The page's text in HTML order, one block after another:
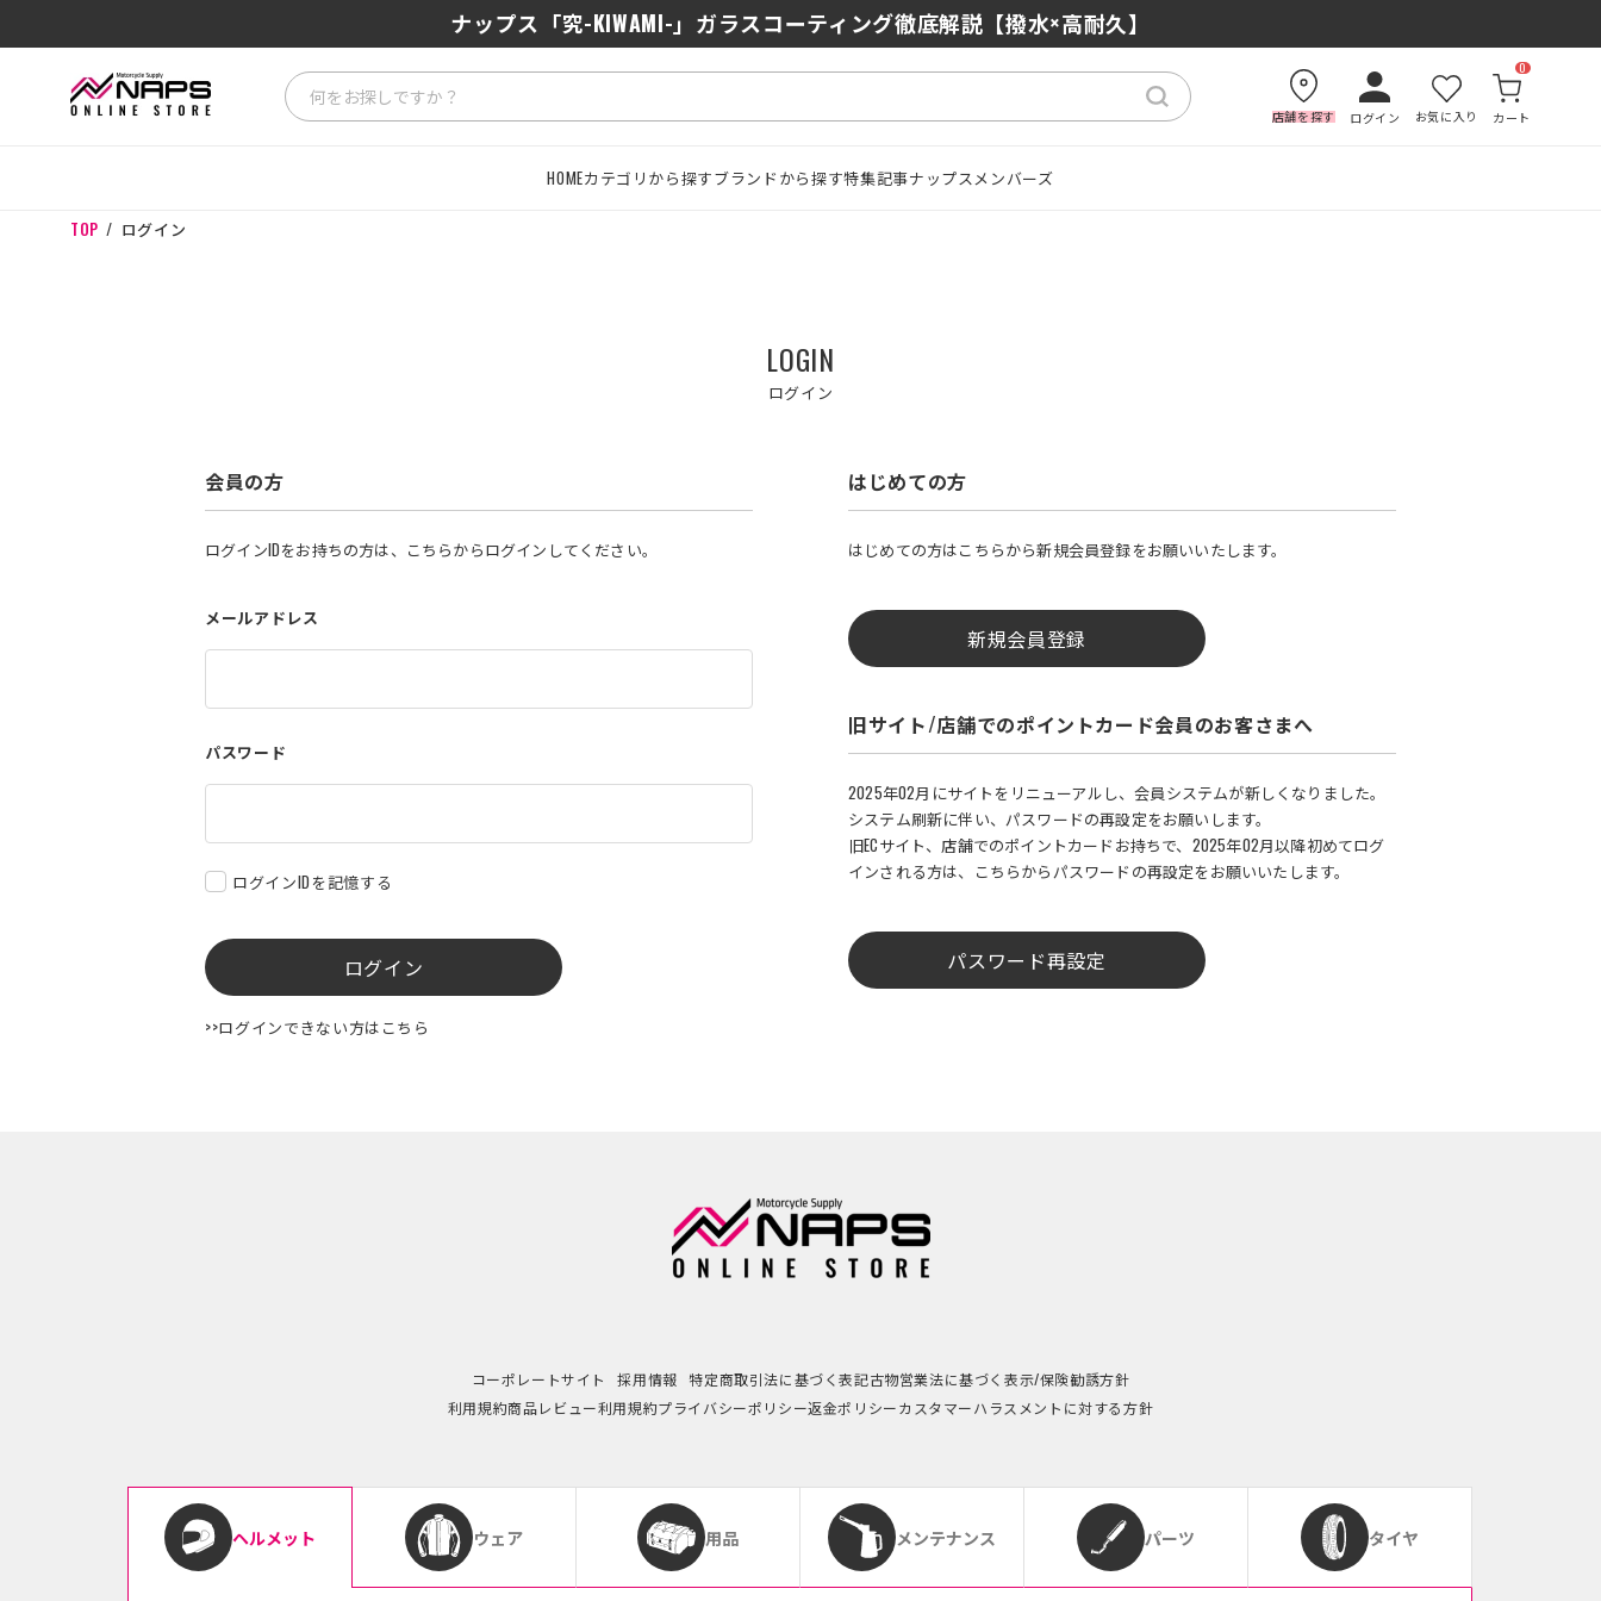
ナップス「究-KIWAMI-」ガラスコーティング徹底解説【撥水×高耐久】
店舗を探す ログイン お気に入り カート
0
HOMEカテゴリから探すブランドから探す特集記事ナップスメンバーズ
TOP ログイン
LOGIN
ログイン
会員の方
ログインIDをお持ちの方は、こちらからログインしてください。
メールアドレス
パスワード
ログインIDを記憶する
ログイン
>>ログインできない方はこちら
はじめての方
はじめての方はこちらから新規会員登録をお願いいたします。
新規会員登録
旧サイト/店舗でのポイントカード会員のお客さまへ
2025年02月にサイトをリニューアルし、会員システムが新しくなりました。
システム刷新に伴い、パスワードの再設定をお願いします。
旧ECサイト、店舗でのポイントカードお持ちで、2025年02月以降初めてログ
インされる方は、こちらからパスワードの再設定をお願いいたします。
パスワード再設定
コーポレートサイト 採用情報 特定商取引法に基づく表記古物営業法に基づく表示/保険勧誘方針
利用規約商品レビュー利用規約プライバシーポリシー返金ポリシーカスタマーハラスメントに対する方針
ヘルメット ウェア 用品 メンテナンス パーツ タイヤ